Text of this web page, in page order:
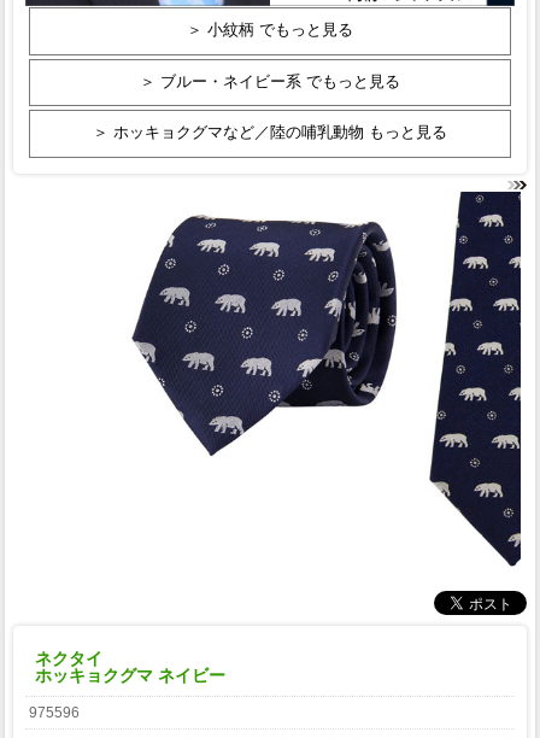
＞ 小紋柄 でもっと見る
＞ ブルー・ネイビー系 でもっと見る
＞ ホッキョクグマなど／陸の哺乳動物 もっと見る
ネクタイ
ホッキョクグマ ネイビー
975596